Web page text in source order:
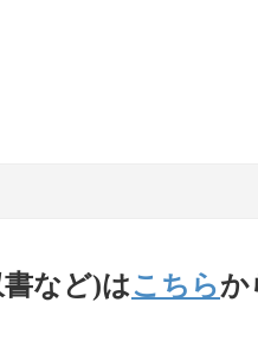
など)はこちらか